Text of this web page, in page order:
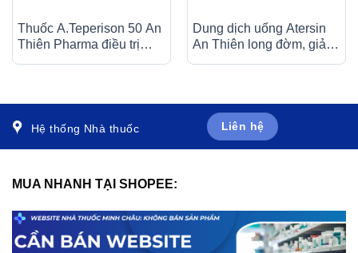
Thuốc A.Teperison 50 An
Thiên Pharma điều trị
Dung dịch uống Atersin
An Thiên long đờm, giảm
Hệ thống Nhà thuốc Liên hệ
MUA NHANH TẠI SHOPEE: